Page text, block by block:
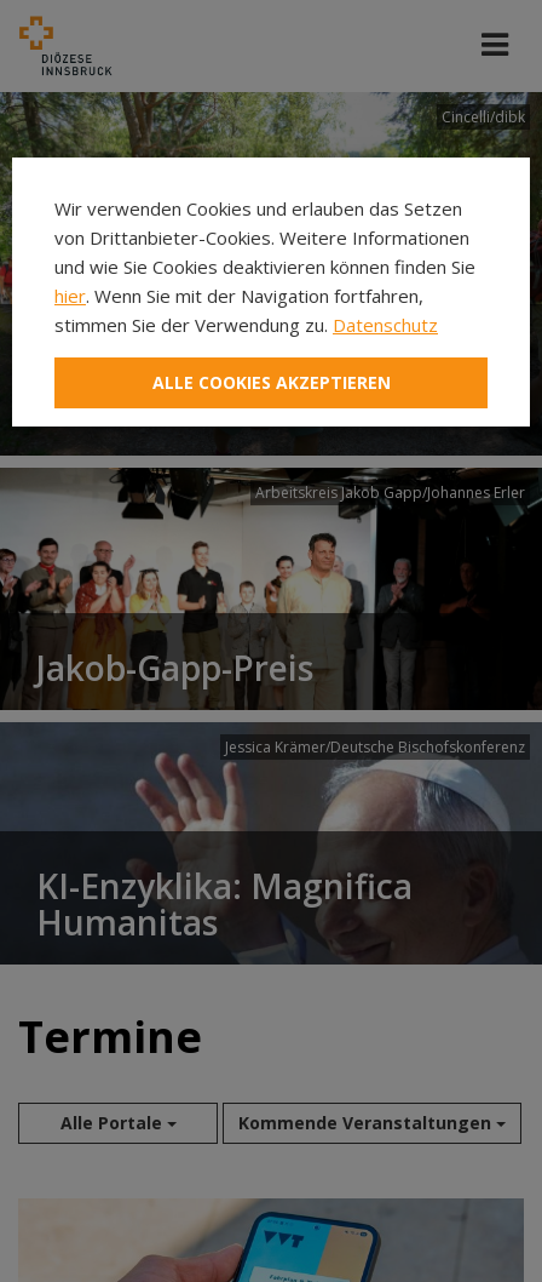
Cincelli/dibk
Neuer Pilgerweg Via
Laudato si’
Arbeitskreis Jakob Gapp/Johannes Erler
Jakob-Gapp-Preis
Jessica Krämer/Deutsche Bischofskonferenz
KI-Enzyklika: Magnifica
Humanitas
Termine
Alle Portale Kommende Veranstaltungen
Aug 2026
Sep 2026
Okt 2026
Wir verwenden Cookies und erlauben das Setzen
von Drittanbieter-Cookies. Weitere Informationen
und wie Sie Cookies deaktivieren können finden Sie
hier. Wenn Sie mit der Navigation fortfahren,
stimmen Sie der Verwendung zu. Datenschutz
ALLE COOKIES AKZEPTIEREN